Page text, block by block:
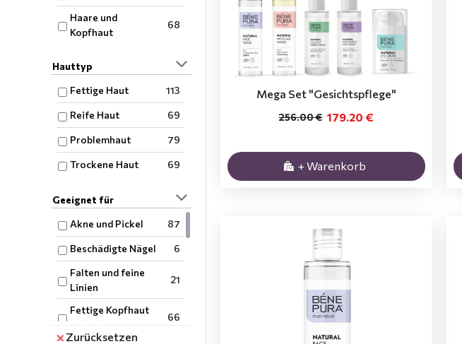
Haare und
Kopfhaut
68
Hauttyp
Fettige Haut
113
Reife Haut 69
Problemhaut 79
Trockene Haut 69
Geeignet für
Akne und Pickel
87
Beschädigte Nägel
6
Falten und feine
Linien
21
Fettige Kopfhaut
und Schuppen
66
Zurücksetzen
Mega Set "Gesichtspflege"
179.20 €
256.00 €
+ Warenkorb